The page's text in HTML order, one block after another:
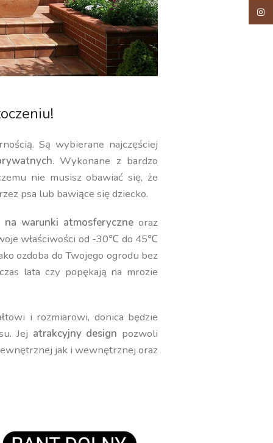
Są wybierane najczęściej
. Wykonane z bardzo
nie musisz obawiać się, że
psa lub bawiące się dziecko.
na warunki atmosferyczne oraz
właściwości od -30℃ do 45℃
ozdoba do Twojego ogrodu bez
lata czy popękają na mrozie
i rozmiarowi, donica będzie
Jej atrakcyjny design pozwoli
jak i wewnętrznej oraz